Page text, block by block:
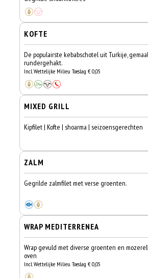
KOFTE
De populairste kebabschotel uit Turkije,
rundergehakt.
Incl. Wettelijke Milieu Toeslag € 0,05
MIXED GRILL
Kipfilet | Kofte | shoarma | seizoensgerechten
ZALM
Gegrilde zalmfilet met verse groenten.
WRAP MEDITERRENEA
Wrap gevuld met diverse groenten en
oven
Incl. Wettelijke Milieu Toeslag € 0,05